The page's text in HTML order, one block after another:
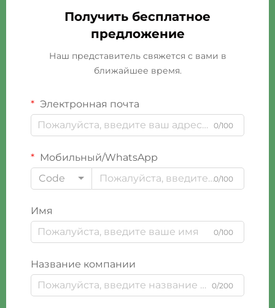
Получить бесплатное
предложение
Наш представитель свяжется с вами в
ближайшее время.
Электронная почта
0/100
Мобильный/WhatsApp
Code
0/100
Имя
0/100
Название компании
0/200